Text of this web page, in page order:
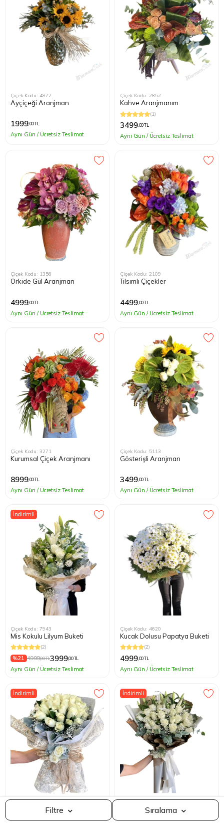
Filtre Sıralama
Ucuzdan Pahalıya
Çiçek Kodu: 4972
Ayçiçeği Aranjman
1999,00 TL
Aynı Gün / Ücretsiz Teslimat
Çiçek Kodu: 2852
Kahve Aranjmanım
(1)
3499,00 TL
Aynı Gün / Ücretsiz Teslimat
Çiçek Kodu: 1356
Orkide Gül Aranjman
4999,00 TL
Aynı Gün / Ücretsiz Teslimat
Çiçek Kodu: 2109
Tılsımlı Çiçekler
4499,00 TL
Aynı Gün / Ücretsiz Teslimat
Çiçek Kodu: 3271
Kurumsal Çiçek Aranjmanı
8999,00 TL
Aynı Gün / Ücretsiz Teslimat
Çiçek Kodu: 5113
Gösterişli Aranjman
3499,00 TL
Aynı Gün / Ücretsiz Teslimat
İndirimli
Çiçek Kodu: 7943
Mis Kokulu Lilyum Buketi
(2)
%21 4999,00 TL3999,00 TL
Aynı Gün / Ücretsiz Teslimat
Çiçek Kodu: 4620
Kucak Dolusu Papatya Buketi
(2)
4999,00 TL
Aynı Gün / Ücretsiz Teslimat
İndirimli
Çiçek Kodu: 2708
Beyaz Gül İsteme Çiçeği
İndirimli
Çiçek Kodu: 5040
Beyaz Gül Buket